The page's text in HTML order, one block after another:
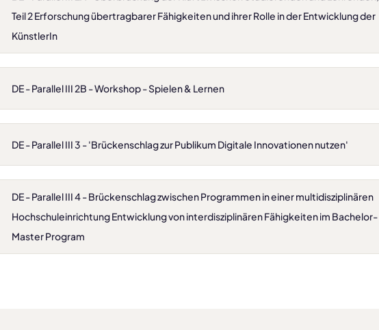
Teil 2 Erforschung übertragbarer Fähigkeiten und ihrer Rolle in der Entwicklung der
KünstlerIn
DE - Parallel III 2B - Workshop - Spielen & Lernen
DE - Parallel III 3 - 'Brückenschlag zur Publikum Digitale Innovationen nutzen'
DE - Parallel III 4 - Brückenschlag zwischen Programmen in einer multidisziplinären
Hochschuleinrichtung Entwicklung von interdisziplinären Fähigkeiten im Bachelor-
Master Program